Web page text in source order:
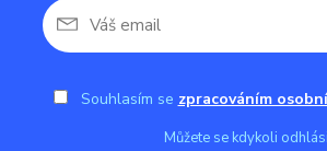
Souhlasím se zpracováním
Můžete se kdykoli